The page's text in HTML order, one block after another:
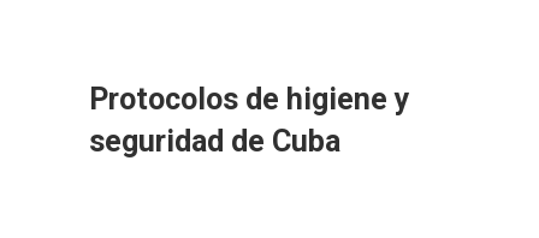
Protocolos de higiene y
seguridad de Cuba